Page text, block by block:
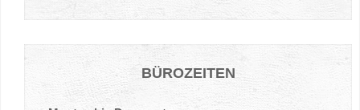
BÜROZEITEN